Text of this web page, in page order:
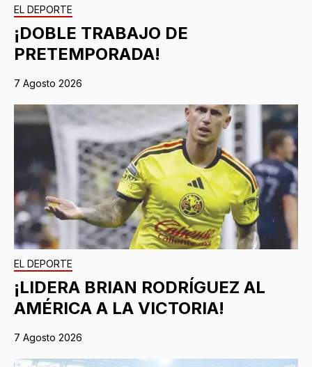
EL DEPORTE
¡DOBLE TRABAJO DE
PRETEMPORADA!
7 Agosto 2026
EL DEPORTE
¡LIDERA BRIAN RODRÍGUEZ AL
AMÉRICA A LA VICTORIA!
7 Agosto 2026